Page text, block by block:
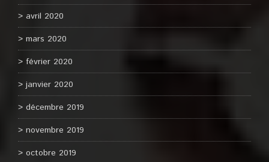
avril 2020
mars 2020
février 2020
janvier 2020
décembre 2019
novembre 2019
octobre 2019